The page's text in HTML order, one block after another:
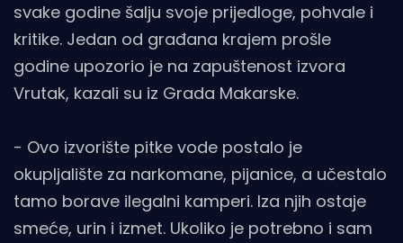
svake godine šalju svoje prijedloge, pohvale i
kritike. Jedan od građana krajem prošle
godine upozorio je na zapuštenost izvora
Vrutak, kazali su iz Grada Makarske.
- Ovo izvorište pitke vode postalo je
okupljalište za narkomane, pijanice, a učestalo
tamo borave ilegalni kamperi. Iza njih ostaje
smeće, urin i izmet. Ukoliko je potrebno i sam